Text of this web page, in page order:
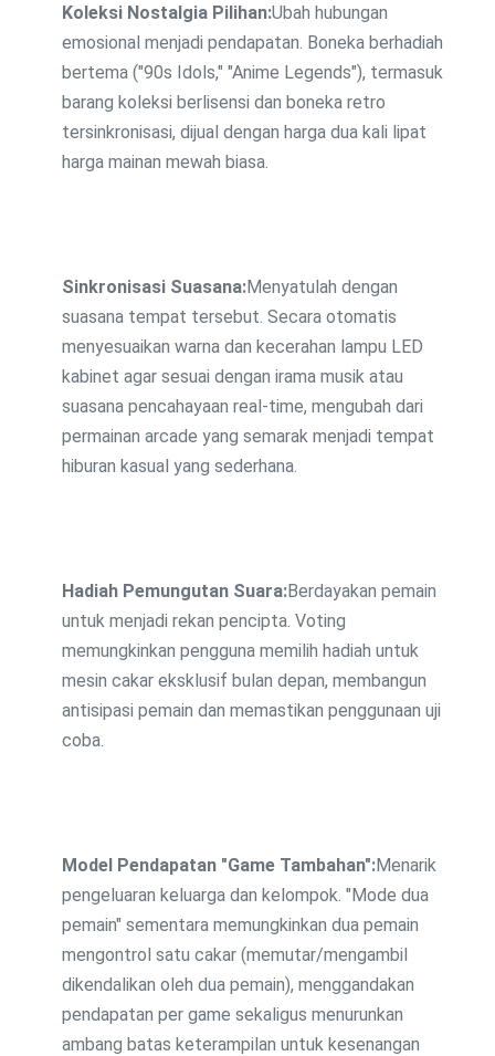
Koleksi Nostalgia Pilihan:Ubah hubungan
emosional menjadi pendapatan. Boneka berhadiah
bertema ("90s Idols," "Anime Legends"), termasuk
barang koleksi berlisensi dan boneka retro
tersinkronisasi, dijual dengan harga dua kali lipat
harga mainan mewah biasa.
Sinkronisasi Suasana:Menyatulah dengan
suasana tempat tersebut. Secara otomatis
menyesuaikan warna dan kecerahan lampu LED
kabinet agar sesuai dengan irama musik atau
suasana pencahayaan real-time, mengubah dari
permainan arcade yang semarak menjadi tempat
hiburan kasual yang sederhana.
Hadiah Pemungutan Suara:Berdayakan pemain
untuk menjadi rekan pencipta. Voting
memungkinkan pengguna memilih hadiah untuk
mesin cakar eksklusif bulan depan, membangun
antisipasi pemain dan memastikan penggunaan uji
coba.
Model Pendapatan "Game Tambahan":Menarik
pengeluaran keluarga dan kelompok. "Mode dua
pemain" sementara memungkinkan dua pemain
mengontrol satu cakar (memutar/mengambil
dikendalikan oleh dua pemain), menggandakan
pendapatan per game sekaligus menurunkan
ambang batas keterampilan untuk kesenangan